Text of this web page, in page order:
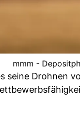
mmm -
seine Drohnen